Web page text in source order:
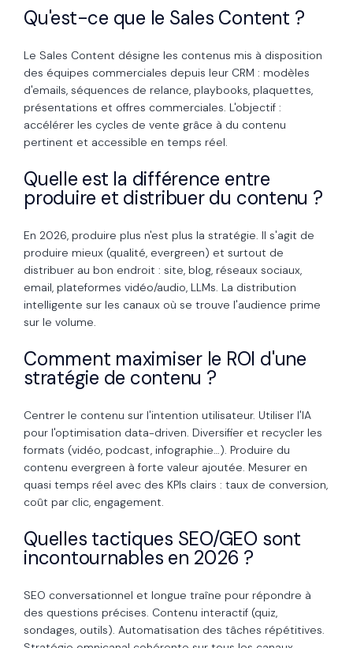
Qu'est-ce que le Sales Content ?
Le Sales Content désigne les contenus mis à disposition
des équipes commerciales depuis leur CRM : modèles
d'emails, séquences de relance, playbooks, plaquettes,
présentations et offres commerciales. L'objectif :
accélérer les cycles de vente grâce à du contenu
pertinent et accessible en temps réel.
Quelle est la différence entre
produire et distribuer du contenu ?
En 2026, produire plus n'est plus la stratégie. Il s'agit de
produire mieux (qualité, evergreen) et surtout de
distribuer au bon endroit : site, blog, réseaux sociaux,
email, plateformes vidéo/audio, LLMs. La distribution
intelligente sur les canaux où se trouve l'audience prime
sur le volume.
Comment maximiser le ROI d'une
stratégie de contenu ?
Centrer le contenu sur l'intention utilisateur. Utiliser l'IA
pour l'optimisation data-driven. Diversifier et recycler les
formats (vidéo, podcast, infographie…). Produire du
contenu evergreen à forte valeur ajoutée. Mesurer en
quasi temps réel avec des KPIs clairs : taux de conversion,
coût par clic, engagement.
Quelles tactiques SEO/GEO sont
incontournables en 2026 ?
SEO conversationnel et longue traîne pour répondre à
des questions précises. Contenu interactif (quiz,
sondages, outils). Automatisation des tâches répétitives.